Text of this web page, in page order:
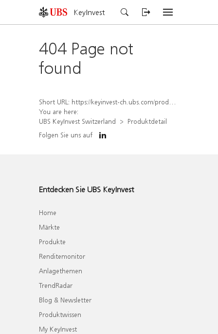
KeyInvest
404 Page not
found
Short URL: https://keyinvest-ch.ubs.com/produkt/detail/index/isin/CH1570497086
You are here:
UBS KeyInvest Switzerland
Produktdetail
Folgen Sie uns auf
Entdecken Sie UBS KeyInvest
Home
Märkte
Produkte
Renditemonitor
Anlagethemen
TrendRadar
Blog & Newsletter
Produktwissen
My KeyInvest